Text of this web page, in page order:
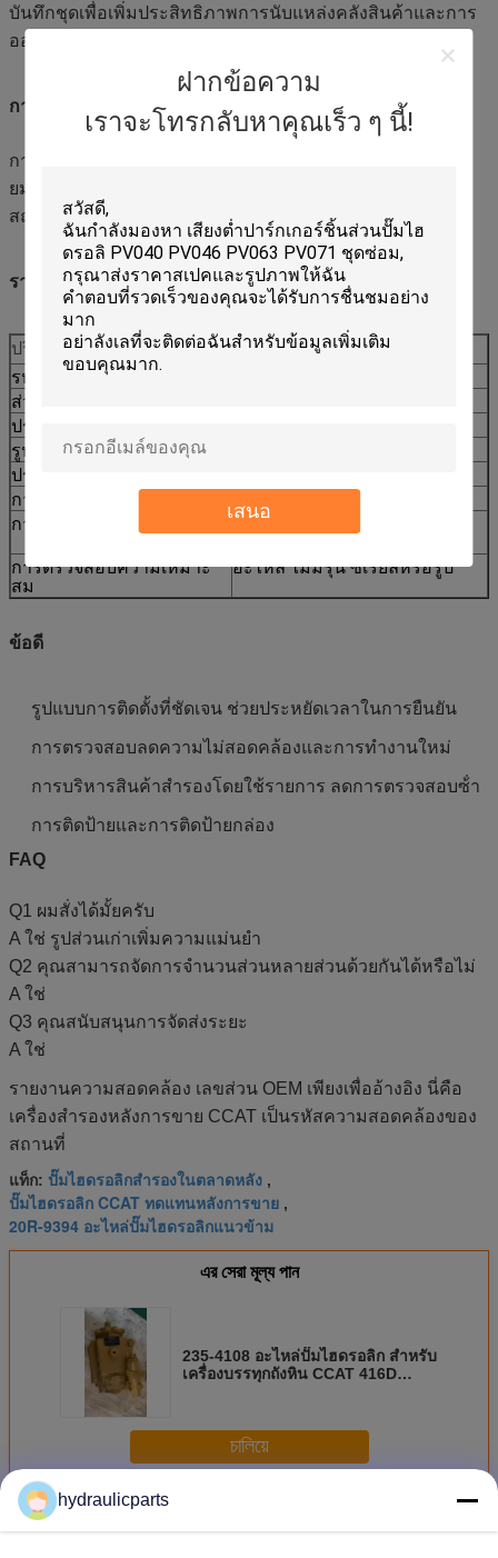
ฝากข้อความ
เราจะโทรกลับหาคุณเร็ว ๆ นี้!
เสนอ
บันทึกชุดเพื่อเพิ่มประสิทธิภาพการนับแหล่งคลังสินค้าและการ
ออก.
การใช้งาน
การบํารุงรักษา, ซ่อมแซม, การเปลี่ยนป้องกัน, และการเตรี
ยมสํารองโครงการสําหรับเครื่องบรรทุกถังในงานเทศบาล,
สถานที่ก่อสร้าง, และเรือเช่า
รายละเอียด
ปริมาตร
มูลค่า
รหัสความเข้ากัน
ส่วนที่ไม่
ประเภทเครื่อง
รูปแบบการปรับ
ประเภทของสินค้า
การบรรจุ
การจัดส่ง
ยืนยันด้วยปริมาณและความ
การตรวจสอบความเหมาะ
สม
อะไหล่ ไม่มีรุ่น ซีเรียลหรือรูป
ข้อดี
รูปแบบการติดตั้งที่ชัดเจน ช่วยประหยัดเวลาในการยืนยัน
การตรวจสอบลดความไม่สอดคล้องและการทํางานใหม่
การบริหารสินค้าสํารองโดยใช้รายการ ลดการตรวจสอบซ้ํา
การติดป้ายและการติดป้ายกล่อง
FAQ
Q1 ผมสั่งได้มั้ยครับ
A ใช่ รูปส่วนเก่าเพิ่มความแม่นยํา
Q2 คุณสามารถจัดการจํานวนส่วนหลายส่วนด้วยกันได้หรือไม่
A ใช่
Q3 คุณสนับสนุนการจัดส่งระยะ
A ใช่
รายงานความสอดคล้อง เลขส่วน OEM เพียงเพื่ออ้างอิง นี่คือ
เครื่องสํารองหลังการขาย CCAT เป็นรหัสความสอดคล้องของ
สถานที่
แท็ก: ปั๊มไฮดรอลิกสํารองในตลาดหลัง ,
ปั๊มไฮดรอลิก CCAT ทดแทนหลังการขาย ,
20R-9394 อะไหล่ปั๊มไฮดรอลิกแนวข้าม
এর সেরা মূল্য পান
235-4108 อะไหล่ปั๊มไฮดรอลิก สําหรับ
เครื่องบรรทุกถังหิน CCAT 416D
চালিয়ে
มากกว่าCaterpillar ปั๊มไฮโดรลิค
hydraulicparts